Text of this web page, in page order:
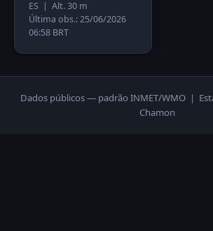
ES | Alt. 30 m
Última obs.: 25/06/2026
06:58 BRT
Dados públicos — padrão INMET/WMO |
Chamon